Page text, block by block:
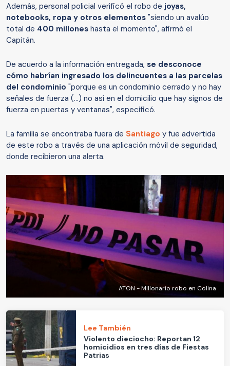
Además, personal policial verificó el robo de joyas,
notebooks, ropa y otros elementos "siendo un avalúo
total de 400 millones hasta el momento", afirmó el
Capitán.
De acuerdo a la información entregada, se desconoce
cómo habrían ingresado los delincuentes a las parcelas
del condominio "porque es un condominio cerrado y no hay
señales de fuerza (...) no así en el domicilio que hay signos de
fuerza en puertas y ventanas", especificó.
La familia se encontraba fuera de Santiago y fue advertida
de este robo a través de una aplicación móvil de seguridad,
donde recibieron una alerta.
ATON - Millonario robo en Colina
Lee También
Violento dieciocho: Reportan 12
homicidios en tres días de Fiestas
Patrias